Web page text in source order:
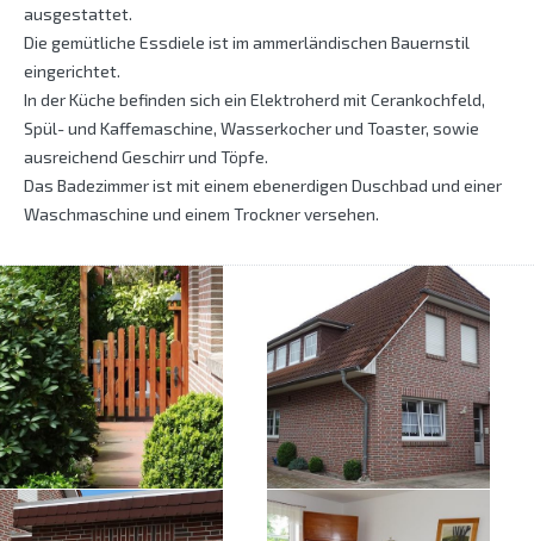
ausgestattet.
Die gemütliche Essdiele ist im ammerländischen Bauernstil
eingerichtet.
In der Küche befinden sich ein Elektroherd mit Cerankochfeld,
Spül- und Kaffemaschine, Wasserkocher und Toaster, sowie
ausreichend Geschirr und Töpfe.
Das Badezimmer ist mit einem ebenerdigen Duschbad und einer
Waschmaschine und einem Trockner versehen.